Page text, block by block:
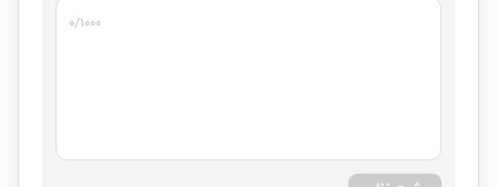
۰/۱۰۰۰